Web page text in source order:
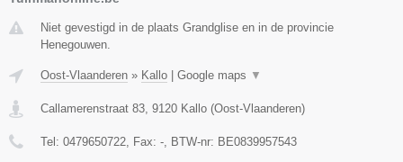
Niet gevestigd in de plaats Grandglise en in de provincie
Henegouwen.
Oost-Vlaanderen » Kallo Google maps ▼
Callamerenstraat 83 9120 Kallo (Oost-Vlaanderen)
Tel: 0479650722 , Fax: - , BTW-nr: BE0839957543